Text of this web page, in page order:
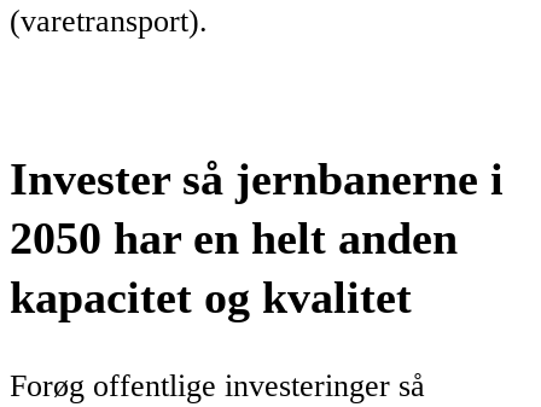
(varetransport).
Invester så jernbanerne i
2050 har en helt anden
kapacitet og kvalitet
Forøg offentlige investeringer så